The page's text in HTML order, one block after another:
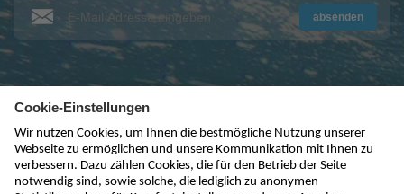
absenden
kontakt@nivus.com